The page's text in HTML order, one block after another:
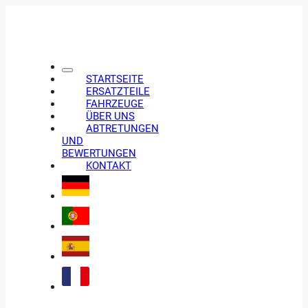
STARTSEITE
ERSATZTEILE
FAHRZEUGE
ÜBER UNS
ABTRETUNGEN
UND
BEWERTUNGEN
KONTAKT